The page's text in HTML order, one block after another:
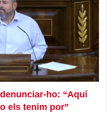
ho: “Aquí
els tenim por”